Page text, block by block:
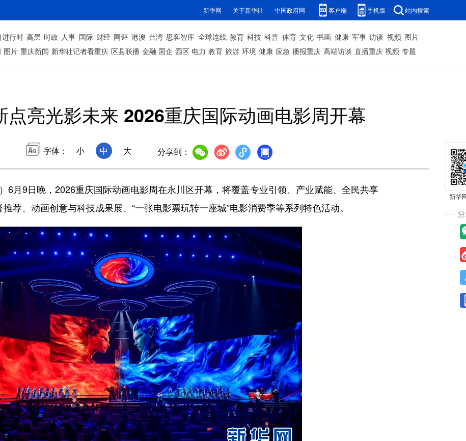
新华网 关于新华社 中国政府网 客户端 手机版 站内搜索
进行时 高层 时政 人事 国际 财经 网评 港澳 台湾 思客智库 全球连线 教育 科技 科普 体育 文化 书画 健康 军事 访谈 视频 图片
图片 重庆新闻 新华社记者看重庆 区县联播 金融·国企 园区 电力 教育 旅游 环境 健康 应急 播报重庆 高端访谈 直播重庆 视频 专题
点亮光影未来 2026重庆国际动画电影周开幕
字体： 小 中 大 分享到：
9日晚，2026重庆国际动画电影周在永川区开幕，将覆盖专业引领、产业赋能、全民共享
荐、动画创意与科技成果展、“一张电影票玩转一座城”电影消费季等系列特色活动。